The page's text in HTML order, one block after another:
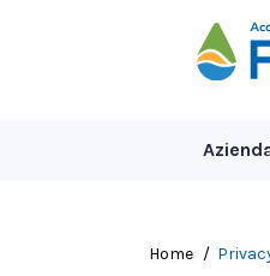
Tu sei qui:
Home